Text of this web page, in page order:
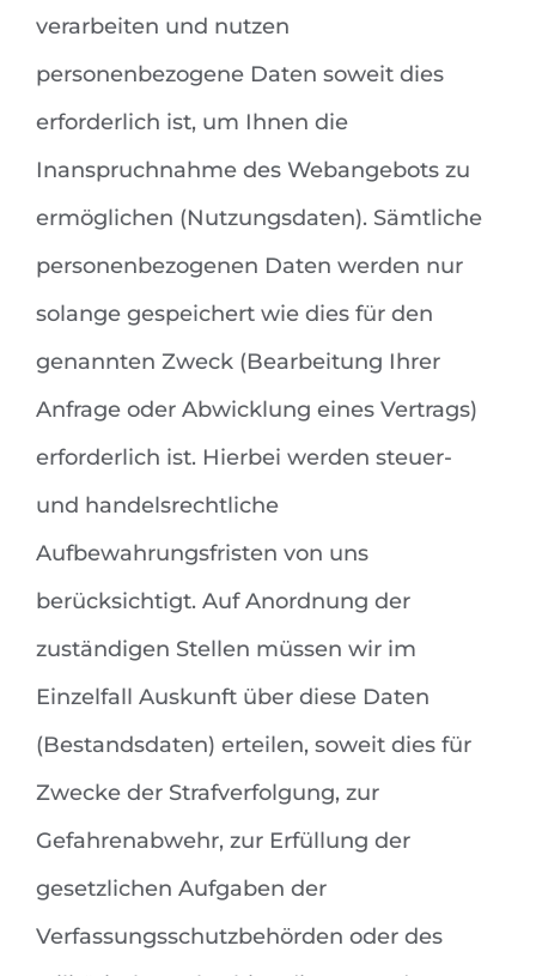
verarbeiten und nutzen
personenbezogene Daten soweit dies
erforderlich ist, um Ihnen die
Inanspruchnahme des Webangebots zu
ermöglichen (Nutzungsdaten). Sämtliche
personenbezogenen Daten werden nur
solange gespeichert wie dies für den
genannten Zweck (Bearbeitung Ihrer
Anfrage oder Abwicklung eines Vertrags)
erforderlich ist. Hierbei werden steuer-
und handelsrechtliche
Aufbewahrungsfristen von uns
berücksichtigt. Auf Anordnung der
zuständigen Stellen müssen wir im
Einzelfall Auskunft über diese Daten
(Bestandsdaten) erteilen, soweit dies für
Zwecke der Strafverfolgung, zur
Gefahrenabwehr, zur Erfüllung der
gesetzlichen Aufgaben der
Verfassungsschutzbehörden oder des